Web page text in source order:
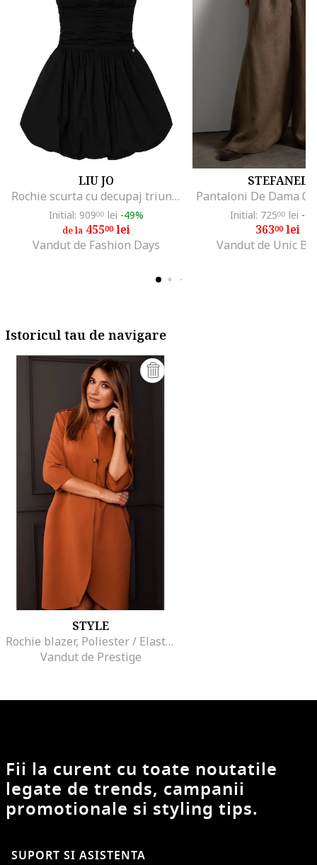
LIU JO
Rochie scurta cu decupaj triunghiular pe partea din spate, Negru
Initial: 90900 lei -49%
de la 45500lei
Vandut de Fashion Days
STEFANEL
Pantaloni De Dama
Initial: 72500 lei -
36300lei
Vandut de Unic
Istoricul tau de navigare
STYLE
Rochie blazer, Poliester / Elastan, Negru
Vandut de Prestige
Fii la curent cu toate noutatile
legate de trends, campanii
promotionale si styling tips.
SUPORT SI ASISTENTA